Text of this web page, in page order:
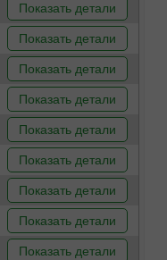
Показать детали
Показать детали
Показать детали
Показать детали
Показать детали
Показать детали
Показать детали
Показать детали
Показать детали